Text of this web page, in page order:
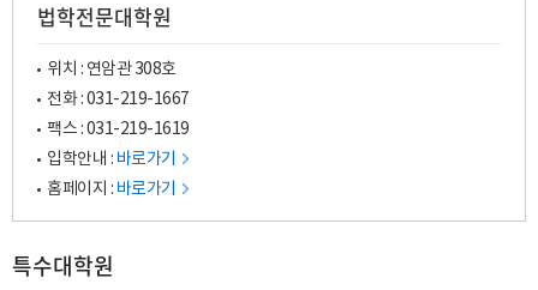
법학전문대학원
위치 : 연암관 308호
전화 :031-219-1667
팩스 : 031-219-1619
입학안내 : 바로가기
홈페이지 : 바로가기
특수대학원